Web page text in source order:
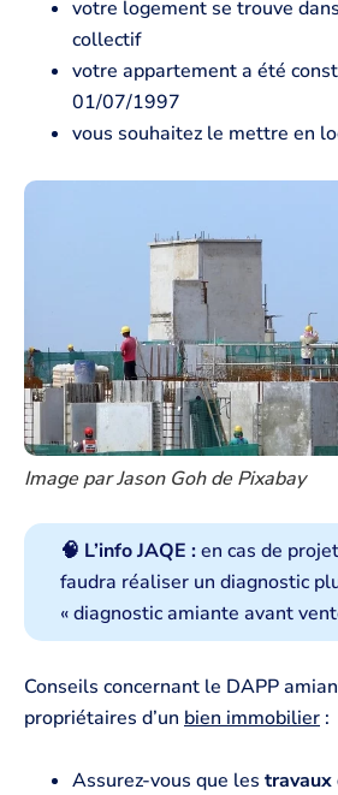
votre logement se trouve
collectif
votre appartement a été
01/07/1997
vous souhaitez le mettre en
Image par Jason Goh de Pixabay
🧠 L’info JAQE :en cas de
faudra réaliser un diagnostic
« diagnostic amiante avant
Conseils concernant le DAPP
propriétaires d’un bien immobilier :
Assurez-vous que les travaux